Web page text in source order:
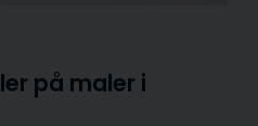
på maler i